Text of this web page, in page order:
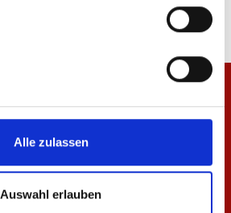
Alle zulassen
Auswahl erlauben